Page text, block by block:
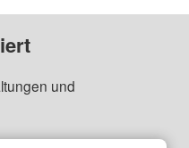
und